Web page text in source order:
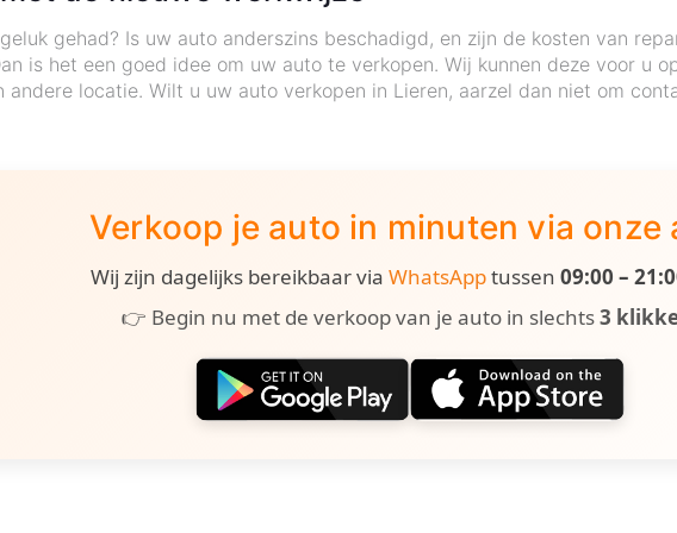
gehad? Is uw auto anderszins beschadigd, en zijn de kosten van
is het een goed idee om uw auto te verkopen. Wij kunnen deze voor u
andere locatie. Wilt u uw auto verkopen in Lieren, aarzel dan niet om
Verkoop je auto in minuten via onze
Wij zijn dagelijks bereikbaar via WhatsApptussen 09:00 –
👉 Begin nu met de verkoop van je auto in slechts3